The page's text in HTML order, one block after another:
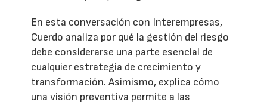
En esta conversación con Interempresas,
Cuerdo analiza por qué la gestión del riesgo
debe considerarse una parte esencial de
cualquier estrategia de crecimiento y
transformación. Asimismo, explica cómo
una visión preventiva permite a las